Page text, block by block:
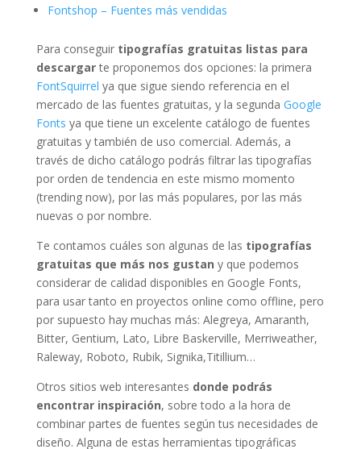
Fontshop – Fuentes más vendidas
Para conseguir tipografías gratuitas listas para
descargarte proponemos dos opciones: la primera
FontSquirrel ya que sigue siendo referencia en el
mercado de las fuentes gratuitas, y la segunda Google
Fonts ya que tiene un excelente catálogo de fuentes
gratuitas y también de uso comercial. Además, a
través de dicho catálogo podrás filtrar las tipografías
por orden de tendencia en este mismo momento
(trending now), por las más populares, por las más
nuevas o por nombre.
Te contamos cuáles son algunas de las tipografías
gratuitas que más nos gustan y que podemos
considerar de calidad disponibles en Google Fonts,
para usar tanto en proyectos online como offline, pero
por supuesto hay muchas más: Alegreya, Amaranth,
Bitter, Gentium, Lato, Libre Baskerville, Merriweather,
Raleway, Roboto, Rubik, Signika,Titillium…
Otros sitios web interesantes donde podrás
encontrar inspiración, sobre todo a la hora de
combinar partes de fuentes según tus necesidades de
diseño. Alguna de estas herramientas tipográficas